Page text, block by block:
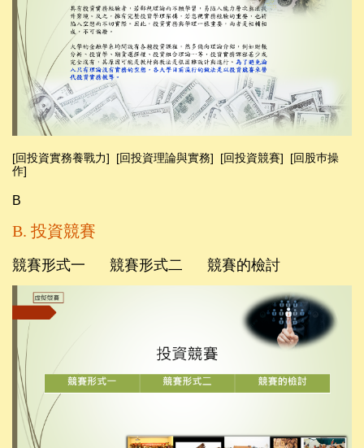
[回投資實務養戰力] [回投資理論與實務] [回投資競賽]
[回股巿操
作]
B
B. 投資競賽
競賽形式一 競賽形式二 競賽的檢討